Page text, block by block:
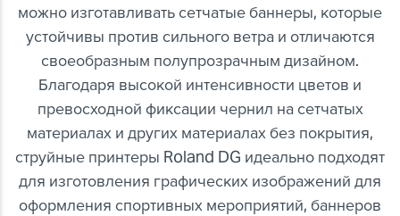
можно изготавливать сетчатые баннеры, которые
устойчивы против сильного ветра и отличаются
своеобразным полупрозрачным дизайном.
Благодаря высокой интенсивности цветов и
превосходной фиксации чернил на сетчатых
материалах и других материалах без покрытия,
струйные принтеры Roland DG идеально подходят
для изготовления графических изображений для
оформления спортивных мероприятий, баннеров